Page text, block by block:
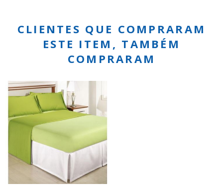
CLIENTES QUE COMPRARAM
ESTE ITEM, TAMBÉM
COMPRARAM